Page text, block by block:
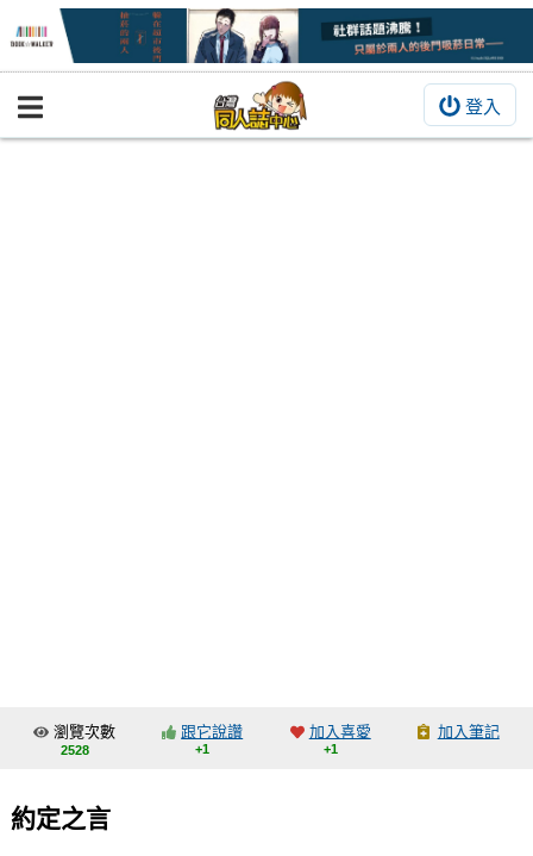
登入
BOOKY書集倉庫
交流中心
會員功能選單
瀏覽次數
2528
跟它說讚
+1
加入喜愛
+1
加入筆記
約定之言